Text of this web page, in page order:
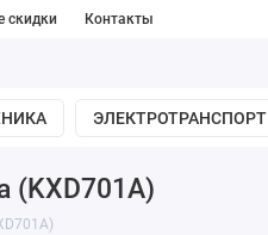
скидки Контакты
ЭЛЕКТРОТРАНСПОРТ
(KXD701A)